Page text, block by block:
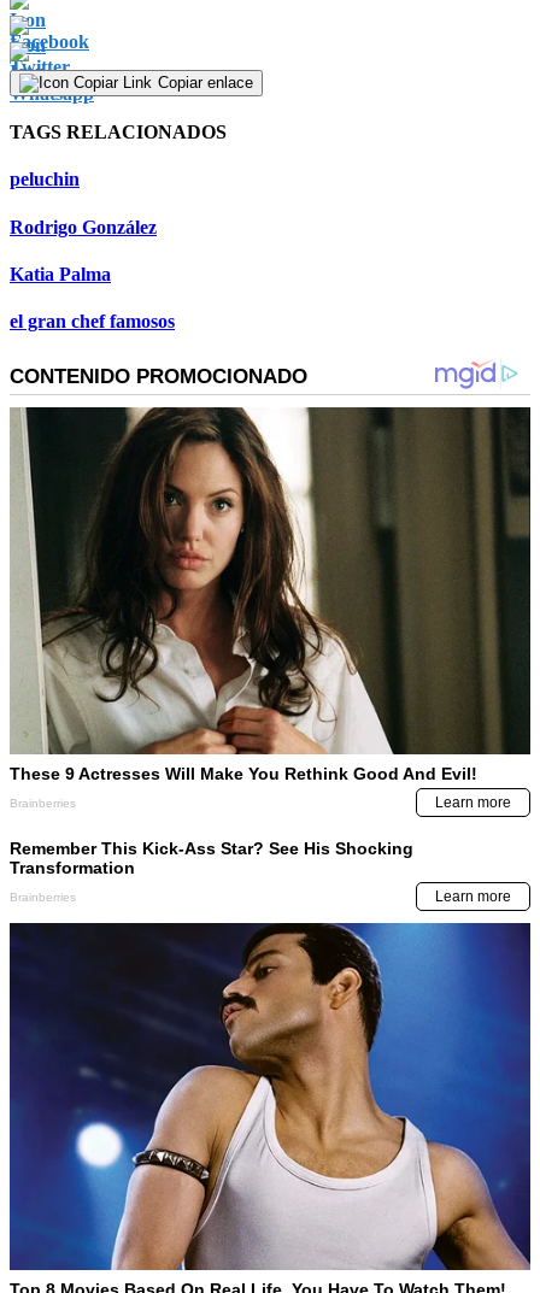
Copiar enlace
TAGS RELACIONADOS
peluchin
Rodrigo González
Katia Palma
el gran chef famosos